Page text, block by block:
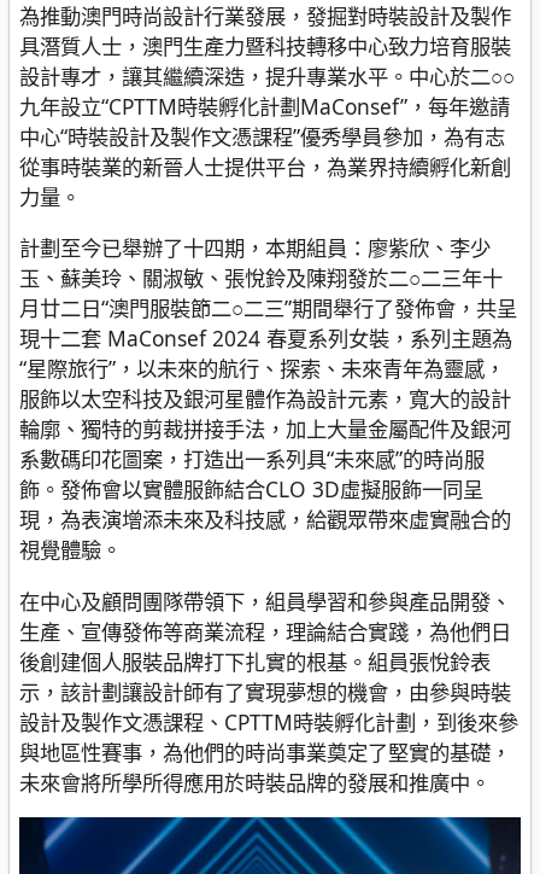
為推動澳門時尚設計行業發展，發掘對時裝設計及製作
具潛質人士，澳門生產力暨科技轉移中心致力培育服裝
設計專才，讓其繼續深造，提升專業水平。中心於二○○
九年設立“CPTTM時裝孵化計劃MaConsef”，每年邀請
中心“時裝設計及製作文憑課程”優秀學員參加，為有志
從事時裝業的新晉人士提供平台，為業界持續孵化新創
力量。
計劃至今已舉辦了十四期，本期組員：廖紫欣、李少
玉、蘇美玲、關淑敏、張悅鈴及陳翔發於二○二三年十
月廿二日“澳門服裝節二○二三”期間舉行了發佈會，共呈
現十二套 MaConsef 2024 春夏系列女裝，系列主題為
“星際旅行”，以未來的航行、探索、未來青年為靈感，
服飾以太空科技及銀河星體作為設計元素，寬大的設計
輪廓、獨特的剪裁拼接手法，加上大量金屬配件及銀河
系數碼印花圖案，打造出一系列具“未來感”的時尚服
飾。發佈會以實體服飾結合CLO 3D虛擬服飾一同呈
現，為表演增添未來及科技感，給觀眾帶來虛實融合的
視覺體驗。
在中心及顧問團隊帶領下，組員學習和參與產品開發、
生產、宣傳發佈等商業流程，理論結合實踐，為他們日
後創建個人服裝品牌打下扎實的根基。組員張悅鈴表
示，該計劃讓設計師有了實現夢想的機會，由參與時裝
設計及製作文憑課程、CPTTM時裝孵化計劃，到後來參
與地區性賽事，為他們的時尚事業奠定了堅實的基礎，
未來會將所學所得應用於時裝品牌的發展和推廣中。